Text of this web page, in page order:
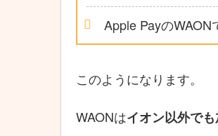
Apple Payの
このようになります。
WAONはイオン以外で